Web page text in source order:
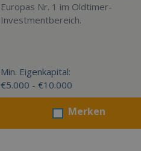
Europas Nr. 1 im Oldtimer-
Investmentbereich.
Min. Eigenkapital:
€5.000 - €10.000
Merken